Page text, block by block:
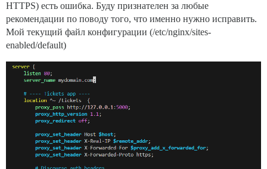
HTTPS) есть ошибка. Буду признателен за любые
рекомендации по поводу того, что именно нужно исправить.
Мой текущий файл конфигурации (/etc/nginx/sites-
enabled/default)